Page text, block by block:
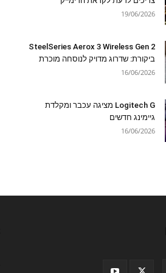
19/06/2026
SteelSeries Aerox 3 Wireless Gen 2
ביקורת: שדרוג מדויק לנוסחה מוכרת
16/06/2026
Logitech G מציגה עכבר ומקלדת
גיימינג חדשים
16/06/2026